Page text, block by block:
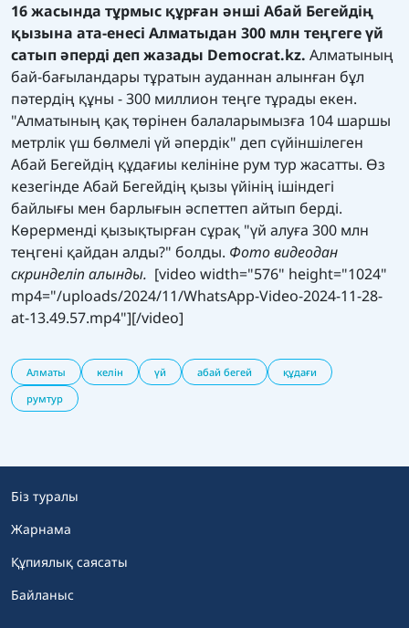
16 жасында тұрмыс құрған әнші Абай Бегейдің
қызына ата-енесі Алматыдан 300 млн теңгеге үй
сатып әперді деп жазады Democrat.kz. Алматының
бай-бағыландары тұратын ауданнан алынған бұл
пәтердің құны - 300 миллион теңге тұрады екен.
"Алматының қақ төрінен балаларымызға 104 шаршы
метрлік үш бөлмелі үй әпердік" деп сүйіншілеген
Абай Бегейдің құдағиы келініне рум тур жасатты. Өз
кезегінде Абай Бегейдің қызы үйінің ішіндегі
байлығы мен барлығын әспеттеп айтып берді.
Көрерменді қызықтырған сұрақ "үй алуға 300 млн
теңгені қайдан алды?" болды. Фото видеодан
скринделіп алынды. [video width="576" height="1024"
mp4="/uploads/2024/11/WhatsApp-Video-2024-11-28-
at-13.49.57.mp4"][/video]
Алматы келін үй абай бегей
құдағи
румтур
Біз туралы
Жарнама
Құпиялық саясаты
Байланыс